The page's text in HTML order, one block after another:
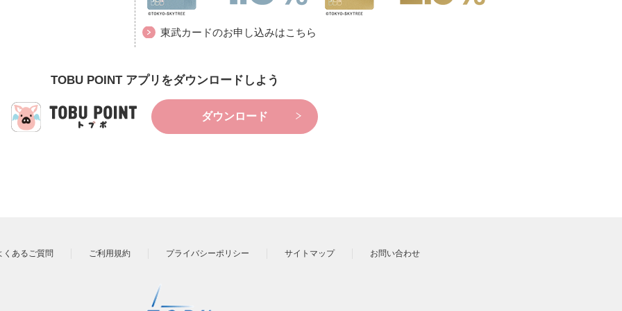
東武カードのお申し込みはこちら
TOBU POINT アプリをダウンロードしよう
ダウンロード
くあるご質問 ご利用規約 プライバシーポリシー サイトマップ お問い合わせ